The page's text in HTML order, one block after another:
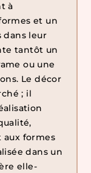
à
et un
leur
tantôt un
ou une
Le décor
; il
aux formes
dans un
elle-